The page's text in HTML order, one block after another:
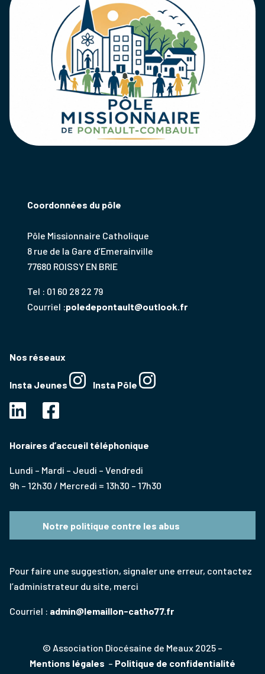
Coordonnées du pôle
Pôle Missionnaire Catholique
8 rue de la Gare d’Emerainville
77680 ROISSY EN BRIE
Tel : 01 60 28 22 79
Courriel :poledepontault@outlook.fr
Nos réseaux
Insta Jeunes Insta Pôle
Horaires d’accueil téléphonique
Lundi – Mardi – Jeudi – Vendredi
9h – 12h30 / Mercredi = 13h30 – 17h30
Notre politique contre les abus
Pour faire une suggestion, signaler une erreur, contactez
l’administrateur du site, merci
Courriel : admin@lemaillon-catho77.fr
© Association Diocésaine de Meaux 2025 –
Mentions légales – Politique de confidentialité